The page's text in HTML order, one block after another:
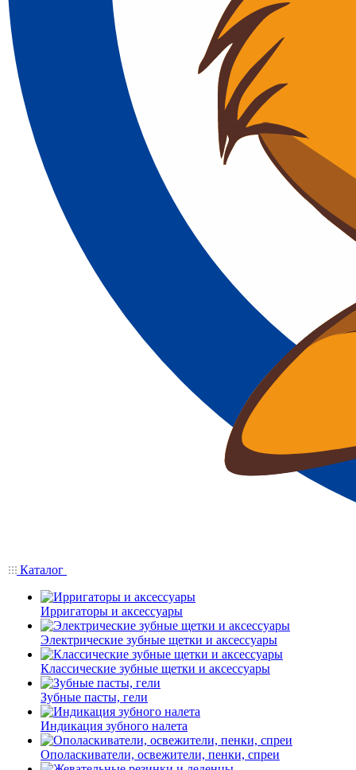
Каталог
Ирригаторы и аксессуары
Электрические зубные щетки и аксессуары
Классические зубные щетки и аксессуары
Зубные пасты, гели
Индикация зубного налета
Ополаскиватели, освежители, пенки, спреи